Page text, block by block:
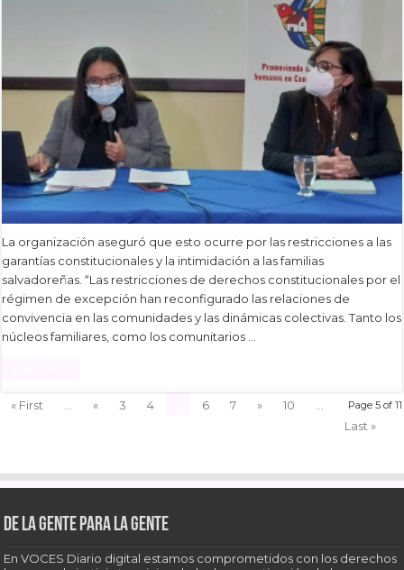
La organización aseguró que esto ocurre por las restricciones a las
garantías constitucionales y la intimidación a las familias
salvadoreñas. “Las restricciones de derechos constitucionales por el
régimen de excepción han reconfigurado las relaciones de
convivencia en las comunidades y las dinámicas colectivas. Tanto los
núcleos familiares, como los comunitarios …
Page 5 of 11
« First « 3 4 6 7 » 10
Last »
De la gente para la gente
En VOCES Diario digital estamos comprometidos con los derechos